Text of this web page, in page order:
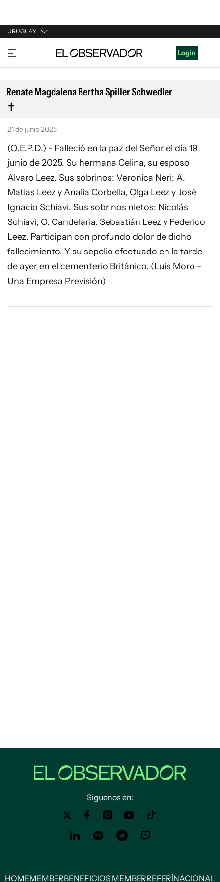
URUGUAY
URUGUAY
ARGENTINA
ESPAÑA
ESTADOS UNIDOS
Login
Renate Magdalena Bertha Spiller Schwedler
21 de junio 2025
(Q.E.P.D.) - Falleció en la paz del Señor el día 19
junio de 2025. Su hermana Celina, su esposo
Alvaro Leez. Sus sobrinos: Veronica Neri; A.
Matias Leez y Analia Corbella, Olga Leez y José
Ignacio Schiavi. Sus sobrinos nietos: Nicolás
Schiavi, O. Candelaria. Sebastián Leez y Federico
Leez. Participan con profundo dolor de dicho
fallecimiento. Y su sepelio efectuado en la tarde
de ayer en el cementerio Británico. (Luis Moro -
Una Empresa Previsión)
Siguenos en:
HOMEMEMBERBENEFICIOS MEMBERREFERÍNACIONAL